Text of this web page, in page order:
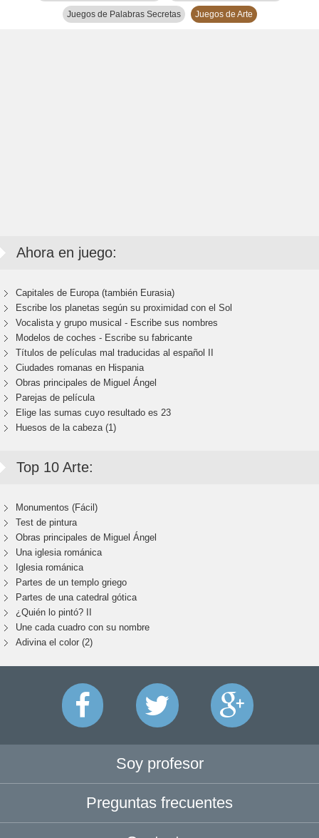
Juegos de Palabras Secretas Juegos de Arte
Ahora en juego:
Capitales de Europa (también Eurasia)
Escribe los planetas según su proximidad con el Sol
Vocalista y grupo musical - Escribe sus nombres
Modelos de coches - Escribe su fabricante
Títulos de películas mal traducidas al español II
Ciudades romanas en Hispania
Obras principales de Miguel Ángel
Parejas de película
Elige las sumas cuyo resultado es 23
Huesos de la cabeza (1)
Top 10 Arte:
Monumentos (Fácil)
Test de pintura
Obras principales de Miguel Ángel
Una iglesia románica
Iglesia románica
Partes de un templo griego
Partes de una catedral gótica
¿Quién lo pintó? II
Une cada cuadro con su nombre
Adivina el color (2)
Soy profesor
Preguntas frecuentes